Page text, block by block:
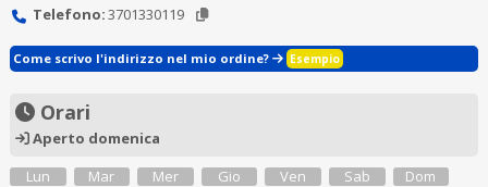
Telefono:3701330119
Come scrivo l'indirizzo nel mio ordine? Esempio
Orari
Aperto domenica
Lun
Mar
Mer
Gio
Ven
Sab
Dom